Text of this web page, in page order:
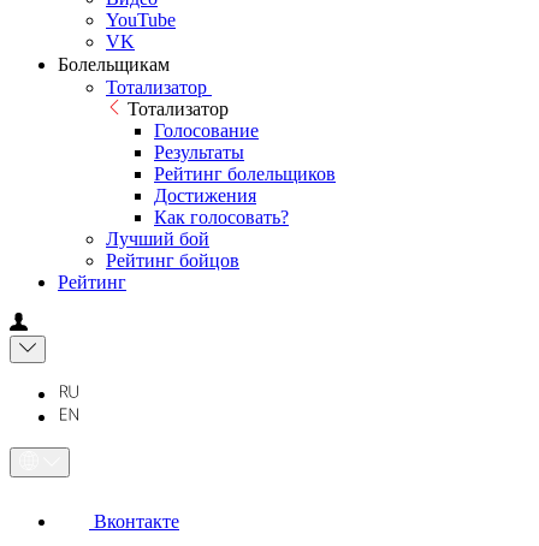
YouTube
VK
Болельщикам
Тотализатор
Тотализатор
Голосование
Результаты
Рейтинг болельщиков
Достижения
Как голосовать?
Лучший бой
Рейтинг бойцов
Рейтинг
Вконтакте